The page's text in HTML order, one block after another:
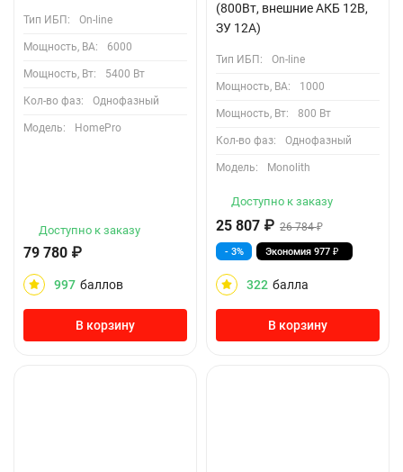
Тип ИБП: On-line
Мощность, ВА: 6000
Мощность, Вт: 5400 Вт
Кол-во фаз: Однофазный
Модель: HomePro
Доступно к заказу
79 780 ₽
997 баллов
В корзину
(800Вт, внешние АКБ 12В,
ЗУ 12А)
Тип ИБП: On-line
Мощность, ВА: 1000
Мощность, Вт: 800 Вт
Кол-во фаз: Однофазный
Модель: Monolith
Доступно к заказу
25 807 ₽ 26 784₽
- 3% Экономия 977 ₽
322 балла
В корзину